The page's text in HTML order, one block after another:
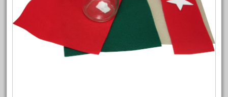
Oktober 2019
August 2019
Juni 2019